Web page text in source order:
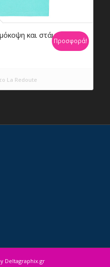
και στάμπα
Προσφορά!
La Redoute
Deltagraphix.gr